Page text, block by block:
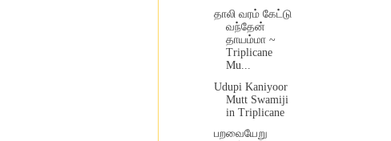
தாலி வரம் கேட்டு
வந்தேன்
தாயம்மா ~
Triplicane
Mu...
Udupi Kaniyoor
Mutt Swamiji
in Triplicane
பறவையேறு